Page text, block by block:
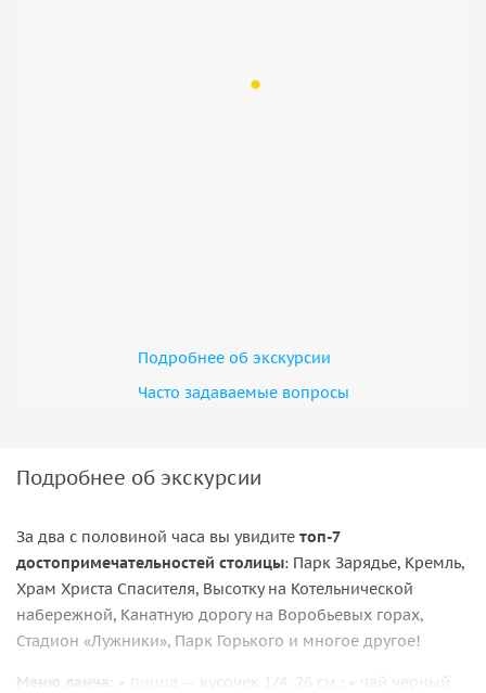
Подробнее об экскурсии
Часто задаваемые вопросы
Подробнее об экскурсии
За два с половиной часа вы увидите топ-7
достопримечательностей столицы: Парк Зарядье, Кремль,
Храм Христа Спасителя, Высотку на Котельнической
набережной, Канатную дорогу на Воробьевых горах,
Стадион «Лужники», Парк Горького и многое другое!
Меню ланча:
• пицца — кусочек 1/4, 26 см.; • чай черный